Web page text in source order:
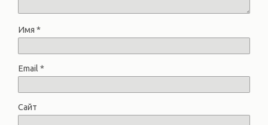
Имя *
Email *
Сайт